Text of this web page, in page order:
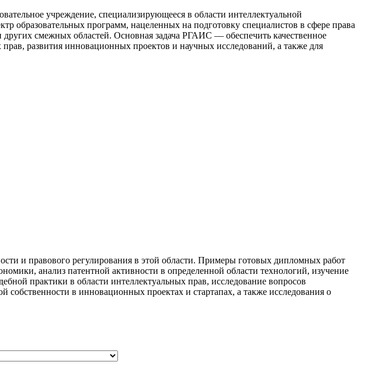
учреждение, специализирующееся в области интеллектуальной
образовательных программ, нацеленных на подготовку специалистов в сфере права
других смежных областей. Основная задача РГАИС — обеспечить качественное
развития инновационных проектов и научных исследований, а также для
и правового регулирования в этой области. Примеры готовых дипломных работ
анализ патентной активности в определенной области технологий, изучение
практики в области интеллектуальных прав, исследование вопросов
в инновационных проектах и стартапах, а также исследования о